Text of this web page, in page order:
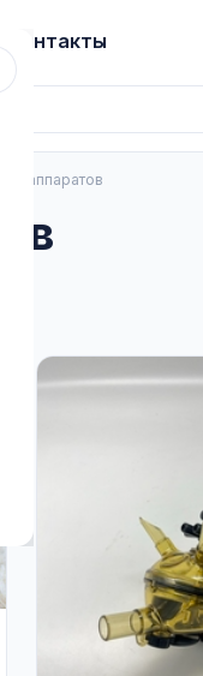
Контакты
аппаратов